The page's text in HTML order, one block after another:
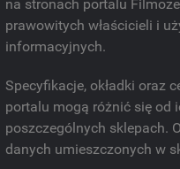
na stronach portalu
prawowitych właścicieli i
informacyjnych.
Specyfikacje, okładki oraz
portalu mogą różnić się od
poszczególnych sklepach.
danych umieszczonych w